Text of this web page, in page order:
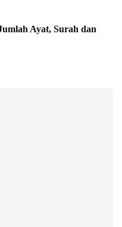
Ayat, Surah dan